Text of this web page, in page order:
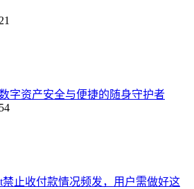
字资产安全与便捷的随身守护者
禁止收付款情况频发，用户需做好这